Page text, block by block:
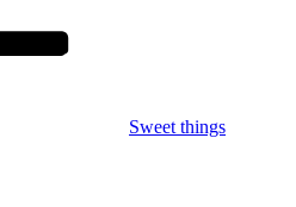
Sweet things